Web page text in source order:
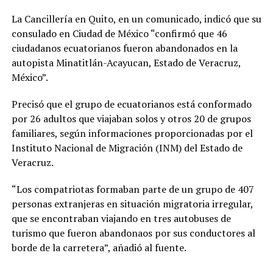
La Cancillería en Quito, en un comunicado, indicó que su
consulado en Ciudad de México “confirmó que 46
ciudadanos ecuatorianos fueron abandonados en la
autopista Minatitlán-Acayucan, Estado de Veracruz,
México”.
Precisó que el grupo de ecuatorianos está conformado
por 26 adultos que viajaban solos y otros 20 de grupos
familiares, según informaciones proporcionadas por el
Instituto Nacional de Migración (INM) del Estado de
Veracruz.
“Los compatriotas formaban parte de un grupo de 407
personas extranjeras en situación migratoria irregular,
que se encontraban viajando en tres autobuses de
turismo que fueron abandonaos por sus conductores al
borde de la carretera”, añadió al fuente.